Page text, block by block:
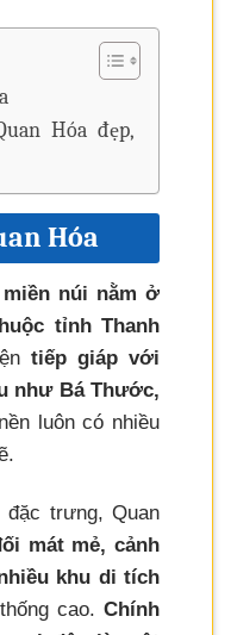
Hóa đẹp,
Hóa
núi nằm ở
tỉnh Thanh
tiếp giáp với
như Bá Thước,
nền luôn có nhiều
trưng, Quan
mát mẻ, cảnh
khu di tích
cao. Chính